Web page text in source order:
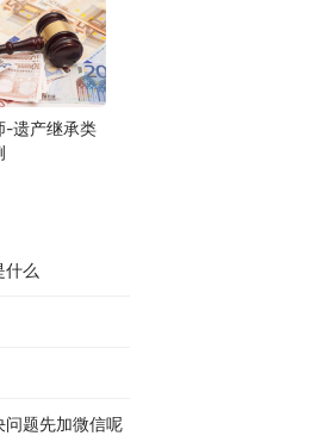
-遗产继承类
什么
问题先加微信呢